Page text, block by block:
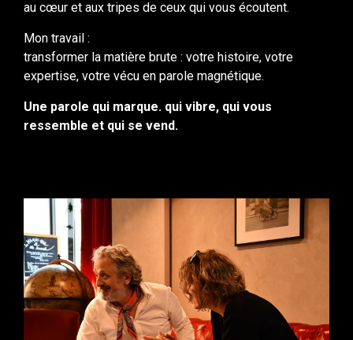
expertise, votre vécu en parole magnétique.
Une parole qui marque. qui vibre, qui vous
ressemble et qui se vend.